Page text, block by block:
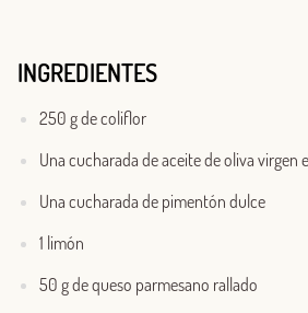
INGREDIENTES
250 g de coliflor
Una cucharada de aceite de oliva virgen
Una cucharada de pimentón dulce
1 limón
50 g de queso parmesano rallado